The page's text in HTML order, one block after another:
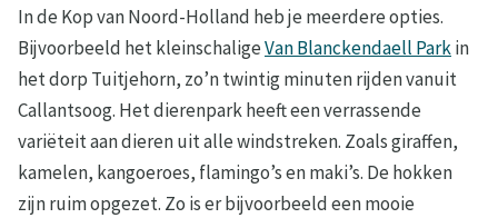
In de Kop van Noord-Holland heb je meerdere opties.
Bijvoorbeeld het kleinschaligeVan Blanckendaell Parkin
het dorp Tuitjehorn, zo’n twintig minuten rijden vanuit
Callantsoog. Het dierenpark heeft een verrassende
variëteit aan dieren uit alle windstreken. Zoals giraffen,
kamelen, kangoeroes, flamingo’s en maki’s. De hokken
zijn ruim opgezet. Zo is er bijvoorbeeld een mooie